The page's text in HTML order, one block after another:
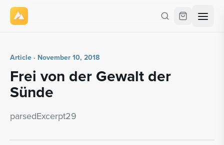
Article · November 10, 2018
Frei von der Gewalt der
Sünde
parsedEx­cerpt29